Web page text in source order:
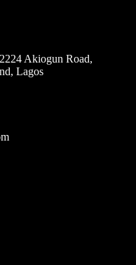
Akiogun Road,
Lagos